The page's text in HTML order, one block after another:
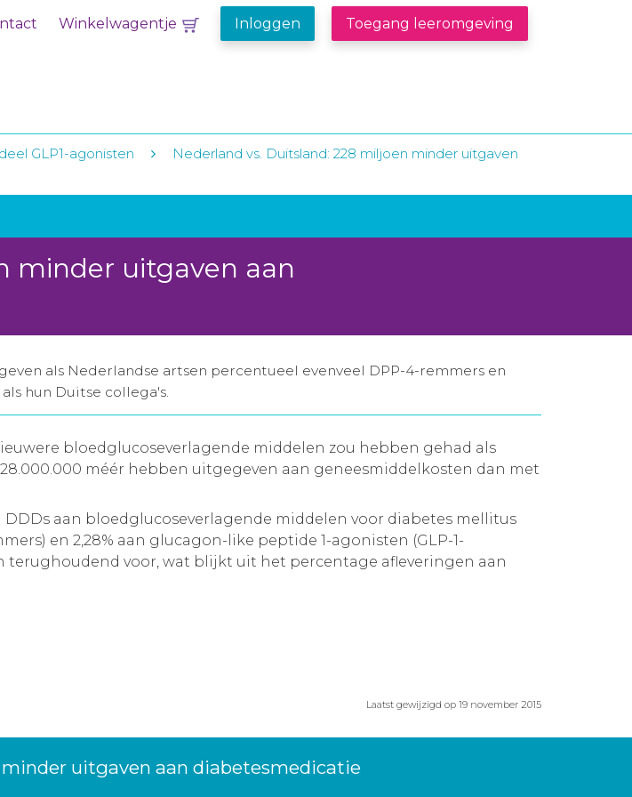
Winkelwagentje Inloggen Toegang leeromgeving
GLP1-agonisten
Nederland vs. Duitsland: 228 miljoen minder uitgaven
minder uitgaven aan
als Nederlandse artsen percentueel evenveel DPP-4-remmers en
hun Duitse collega's.
bloedglucoseverlagende middelen zou hebben gehad als
méér hebben uitgegeven aan geneesmiddelkosten dan met
DDDs aan bloedglucoseverlagende middelen voor diabetes mellitus
en 2,28% aan glucagon-like peptide 1-agonisten (GLP-1-
terughoudend voor, wat blijkt uit het percentage afleveringen aan
Laatst gewijzigd op 19 november 2015
uitgaven aan diabetesmedicatie